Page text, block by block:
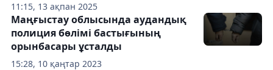
11:15, 13 ақпан 2025
15:28, 10 қаңтар 2023
Маңғыстау облысында аудандық
полиция бөлімі бастығының
орынбасары ұсталды